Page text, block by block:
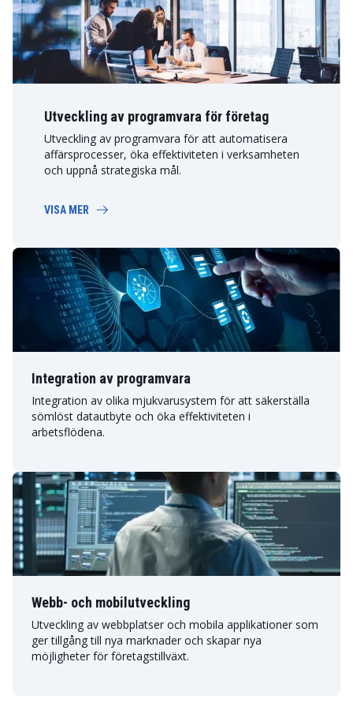
Utveckling av programvara för företag
Utveckling av programvara för att automatisera
affärsprocesser, öka effektiviteten i verksamheten
och uppnå strategiska mål.
VISA MER
Integration av programvara
Integration av olika mjukvarusystem för att säkerställa
sömlöst datautbyte och öka effektiviteten i
arbetsflödena.
Webb- och mobilutveckling
Utveckling av webbplatser och mobila applikationer som
ger tillgång till nya marknader och skapar nya
möjligheter för företagstillväxt.